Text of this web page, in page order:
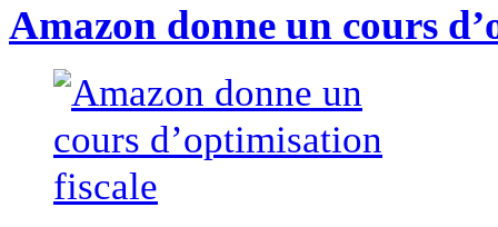
Amazon donne un cours